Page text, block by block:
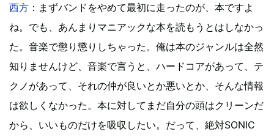
西方 ：まずバンドをやめて最初に走ったのが、本ですよ
ね。でも、あんまりマニアックな本を読もうとはしなかっ
た。音楽で懲り懲りしちゃった。俺は本のジャンルは全然
知りませんけど、音楽で言うと、ハードコアがあって、テ
クノがあって、それの仲が良いとか悪いとか、そんな情報
は欲しくなかった。本に対してまだ自分の頭はクリーンだ
から、いいものだけを吸収したい。だって、絶対SONIC